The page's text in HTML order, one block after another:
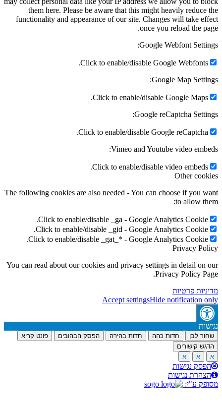
them here. Please be aware that this might heavily
functionality and appearance of our site. Changes will take
once you reload the
Google Webfont
Click to enable/disable Google
Google Map
Click to enable/disable Google
Google reCaptcha
Click to enable/disable Google
Vimeo and Youtube video
Click to enable/disable video
Other
The following cookies are also needed - You can choose if you
to allow
Click to enable/disable _ga - Google Analytics
Click to enable/disable _gid - Google Analytics
Click to enable/disable _gat_* - Google Analytics
Privacy
You can read about our cookies and privacy settings in detail
Privacy Policy
פרטיות
Accept settings Hide notification
לבן חדות כהה חדות בהירה הפסק הבהובים
פונט קריא
קישורים
א
א
נגישות
נגישות
ע"י: